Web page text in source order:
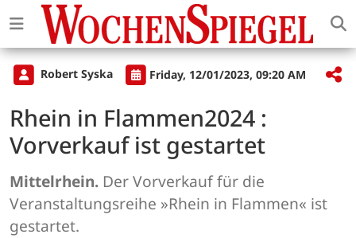
Robert Syska Friday, 12/01/2023, 09:20 AM
Rhein in Flammen2024 :
Vorverkauf ist gestartet
Mittelrhein. Der Vorverkauf für die
Veranstaltungsreihe »Rhein in Flammen« ist
gestartet.